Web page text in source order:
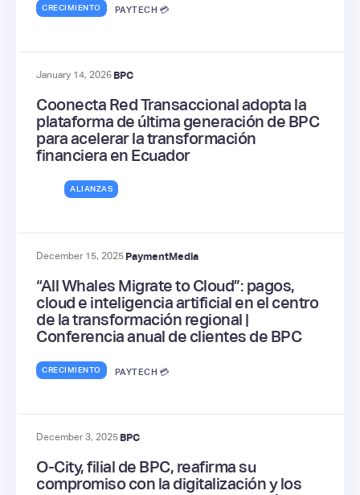
CRECIMIENTO PAYTECH 💳
January 14, 2026 BPC
Coonecta Red Transaccional adopta la
plataforma de última generación de BPC
para acelerar la transformación
financiera en Ecuador
ALIANZAS
December 15, 2025 PaymentMedia
“All Whales Migrate to Cloud”: pagos,
cloud e inteligencia artificial en el centro
de la transformación regional |
Conferencia anual de clientes de BPC
CRECIMIENTO PAYTECH 💳
December 3, 2025 BPC
O-City, filial de BPC, reafirma su
compromiso con la digitalización y los